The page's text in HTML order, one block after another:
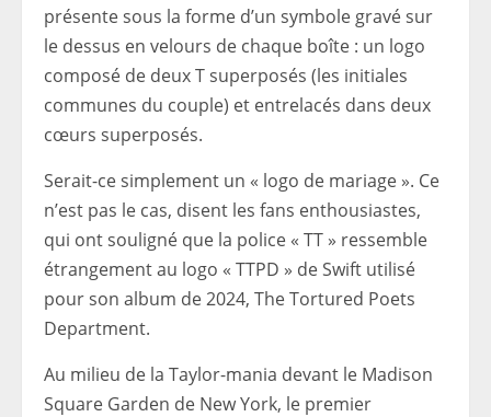
présente sous la forme d’un symbole gravé sur
le dessus en velours de chaque boîte : un logo
composé de deux T superposés (les initiales
communes du couple) et entrelacés dans deux
cœurs superposés.
Serait-ce simplement un « logo de mariage ». Ce
n’est pas le cas, disent les fans enthousiastes,
qui ont souligné que la police « TT » ressemble
étrangement au logo « TTPD » de Swift utilisé
pour son album de 2024, The Tortured Poets
Department.
Au milieu de la Taylor-mania devant le Madison
Square Garden de New York, le premier